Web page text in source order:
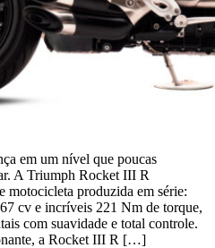
em um nível que poucas
A Triumph Rocket III R
motocicleta produzida em série:
cv e incríveis 221 Nm de torque,
com suavidade e total controle.
a Rocket III R […]